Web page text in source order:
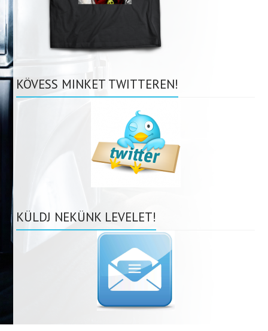
KÖVESS MINKET TWITTEREN!
KÜLDJ NEKÜNK LEVELET!